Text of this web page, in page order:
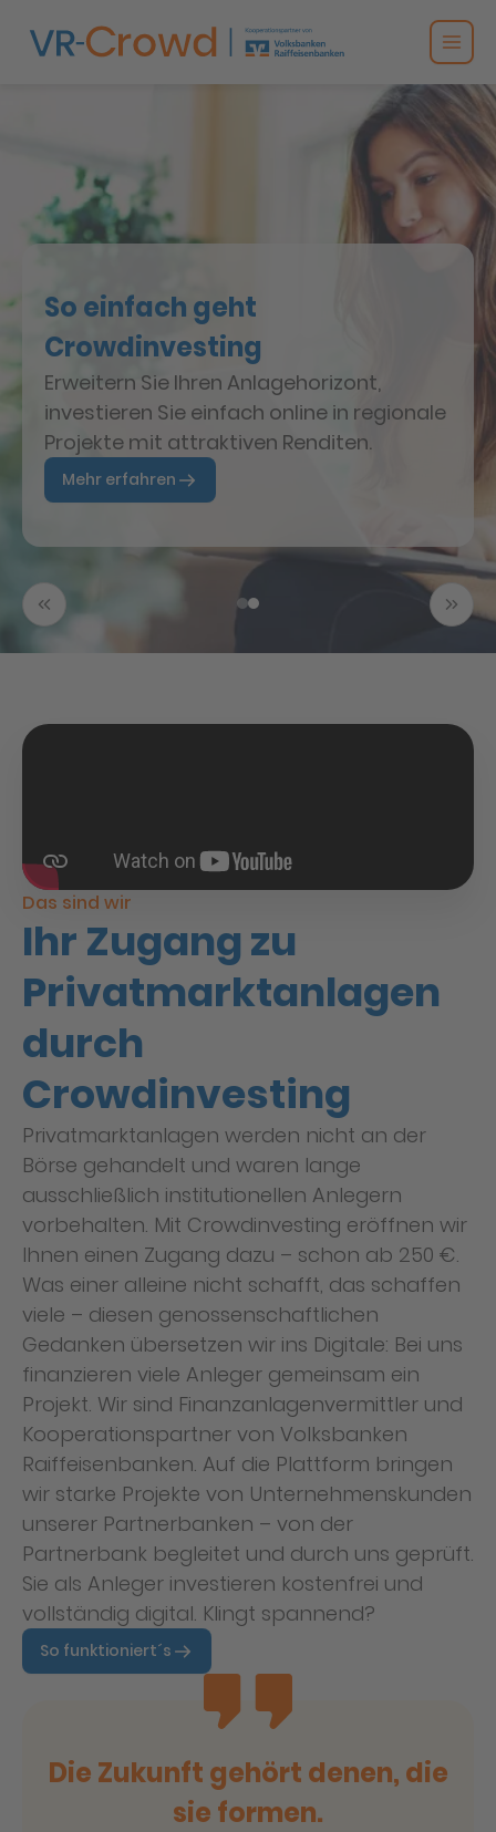
So einfach geht
Crowdinvesting
Erweitern Sie Ihren Anlagehorizont,
investieren Sie einfach online in regionale
Projekte mit attraktiven Renditen.
Mehr erfahren
Das sind wir
Ihr Zugang zu
Privatmarktanlagen
durch
Crowdinvesting
Privatmarktanlagen werden nicht an der
Börse gehandelt und waren lange
ausschließlich institutionellen Anlegern
vorbehalten. Mit Crowdinvesting eröffnen wir
Ihnen einen Zugang dazu – schon ab 250 €.
Was einer alleine nicht schafft, das schaffen
viele – diesen genossenschaftlichen
Gedanken übersetzen wir ins Digitale: Bei uns
finanzieren viele Anleger gemeinsam ein
Projekt. Wir sind Finanzanlagenvermittler und
Kooperationspartner von Volksbanken
Raiffeisenbanken. Auf die Plattform bringen
wir starke Projekte von Unternehmenskunden
unserer Partnerbanken – von der
Partnerbank begleitet und durch uns geprüft.
Sie als Anleger investieren kostenfrei und
vollständig digital. Klingt spannend?
So funktioniert´s
Die Zukunft gehört denen, die
sie formen.